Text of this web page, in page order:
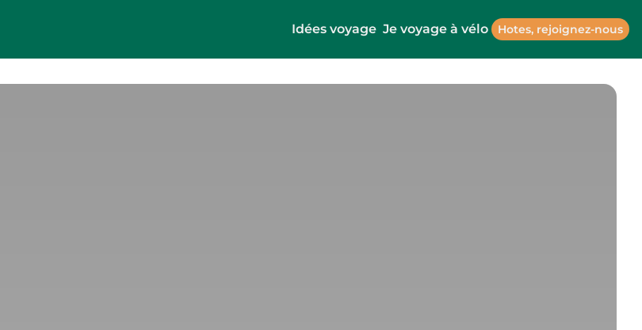
Idées voyage Je voyage à vélo Hotes, rejoignez-nous